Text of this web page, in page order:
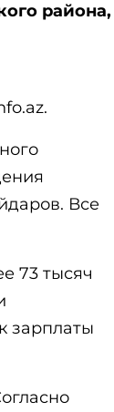
района,
Все
73 тысяч
зарплаты